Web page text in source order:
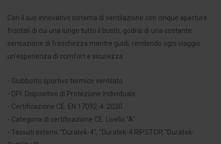
Con il suo innovativo sistema di ventilazione con cinque aperture
frontali di cui una lungo tutto il busto, godrai di una costante
sensazione di freschezza mentre guidi, rendendo ogni viaggio
un'esperienza di comfort e sicurezza.
- Giubbotto sportivo termico ventilato
- DPI: Dispositivo di Protezione Individuale
- Certificazione CE: EN 17092-4: 2020
- Categoria di certificazione CE: Livello "A"
- Tessuti esterni: "Duratek-4", "Duratek-4 RIPSTOP, "Duratek-